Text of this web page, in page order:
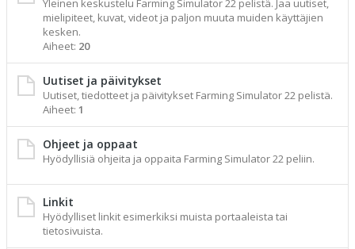
Yleinen keskustelu Farming Simulator 22 pelistä. Jaa uutiset,
mielipiteet, kuvat, videot ja paljon muuta muiden käyttäjien
kesken.
Aiheet: 20
Uutiset ja päivitykset
Uutiset, tiedotteet ja päivitykset Farming Simulator 22 pelistä.
Aiheet: 1
Ohjeet ja oppaat
Hyödyllisiä ohjeita ja oppaita Farming Simulator 22 peliin.
Linkit
Hyödylliset linkit esimerkiksi muista portaaleista tai
tietosivuista.